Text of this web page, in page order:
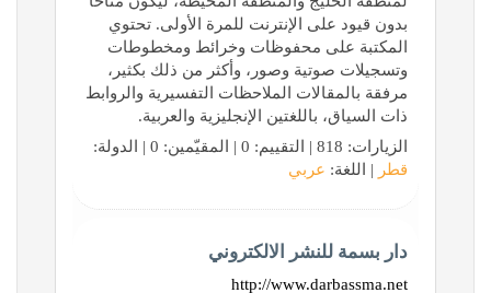
بدون قيود على الإنترنت للمرة الأولى. تحتوي
المكتبة على محفوظات وخرائط ومخطوطات
وتسجيلات صوتية وصور، وأكثر من ذلك بكثير،
مرفقة بالمقالات الملاحظات التفسيرية والروابط
ذات السياق، باللغتين الإنجليزية والعربية.
الزيارات: 818 | التقييم: 0 | المقيّمين: 0 | الدولة:
قطر | اللغة: عربي
دار بسمة للنشر الالكتروني
http://www.darbassma.net